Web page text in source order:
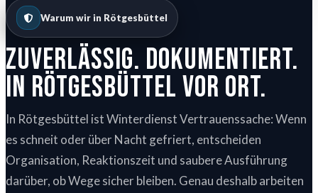
Warum wir in Rötgesbüttel
Zuverlässig. Dokumentiert.
In Rötgesbüttel vor Ort.
In Rötgesbüttel ist Winterdienst Vertrauenssache: Wenn
es schneit oder über Nacht gefriert, entscheiden
Organisation, Reaktionszeit und saubere Ausführung
darüber, ob Wege sicher bleiben. Genau deshalb arbeiten